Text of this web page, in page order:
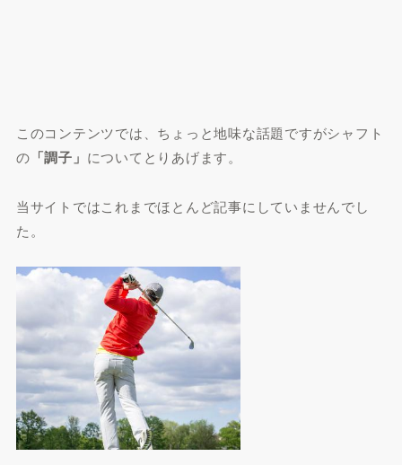
このコンテンツでは、ちょっと地味な話題ですがシャフト
の 「調子」 についてとりあげます。
当サイトではこれまでほとんど記事にしていませんでし
た。